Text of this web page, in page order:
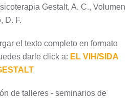
Gestalt, A. C., Volumen
D. F.
el texto completo en formato
darle click a: EL VIH/SIDA
de talleres - seminarios de